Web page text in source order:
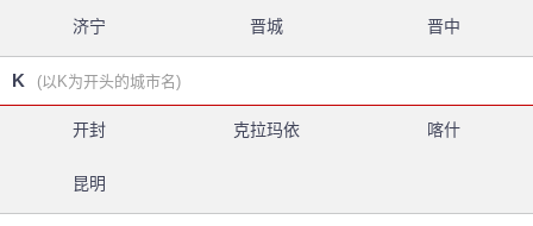
济宁 晋城 晋中
K (以K为开头的城市名)
开封 克拉玛依 喀什
昆明